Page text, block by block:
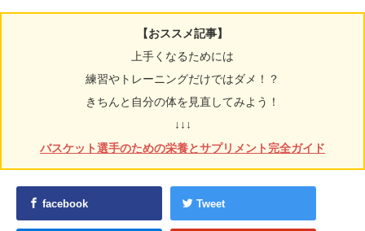
【おススメ記事】
上手くなるためには
練習やトレーニングだけではダメ！？
きちんと自分の体を見直してみよう！
↓↓↓
バスケット選手のための栄養とサプリメント完全ガイド
facebook Tweet